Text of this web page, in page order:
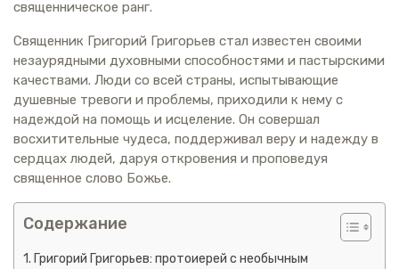
священническое ранг.
Священник Григорий Григорьев стал известен своими
незаурядными духовными способностями и пастырскими
качествами. Люди со всей страны, испытывающие
душевные тревоги и проблемы, приходили к нему с
надеждой на помощь и исцеление. Он совершал
восхитительные чудеса, поддерживал веру и надежду в
сердцах людей, даруя откровения и проповедуя
священное слово Божье.
Содержание
Григорий Григорьев: протоиерей с необычным